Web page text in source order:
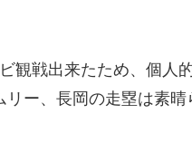
戦出来たため、個人
ー、長岡の走塁は素晴